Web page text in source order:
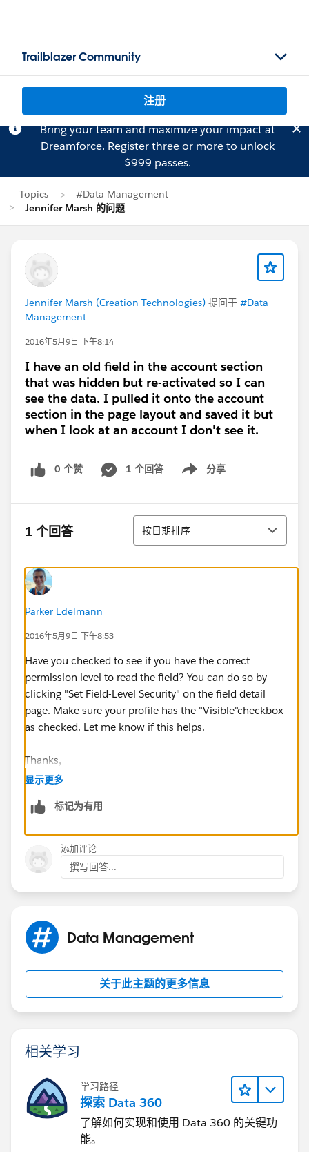
Trailblazer Community
注册
Bring your team and maximize your impact at
Dreamforce. Registerthree or more to unlock
$999 passes.
Topics
#Data Management
Jennifer Marsh 的问题
Jennifer Marsh (Creation Technologies) 提问于 #Data
Management
2016年5月9日 下午8:14
I have an old field in the account section
that was hidden but re-activated so I can
see the data. I pulled it onto the account
section in the page layout and saved it but
when I look at an account I don't see it.
0 个赞 1 个回答 分享
Show menu
1 个回答 排序
按日期排序
Parker Edelmann
2016年5月9日 下午8:53
Have you checked to see if you have the correct
permission level to read the field? You can do so by
clicking "Set Field-Level Security" on the field detail
page. Make sure your profile has the "Visible"checkbox
as checked. Let me know if this helps.
Thanks,
显示更多
标记为有用
添加评论
撰写回答...
Data Management
关于此主题的更多信息
相关学习
学习路径
探索 Data 360
了解如何实现和使用 Data 360 的关键功
能。